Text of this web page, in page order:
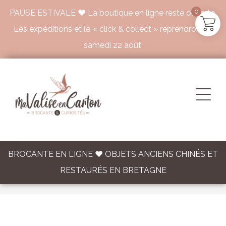
PAUSE ESTIVALE ♥ La boutique en ligne reste ouverte.
Les expéditions et le « click & collect » reprendront le
samedi 22 août.
BROCANTE EN LIGNE ♥ OBJETS ANCIENS CHINÉS ET
RESTAURÉS EN BRETAGNE
0